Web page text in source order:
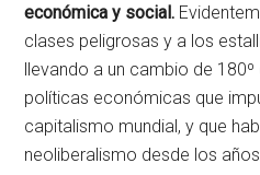
económica y social.
clases peligrosas y a los
llevando a un cambio de
políticas económicas que
capitalismo mundial, y que
neoliberalismo desde los